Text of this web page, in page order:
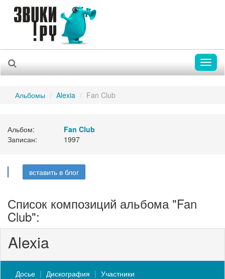
Альбомы Alexia Fan Club
Альбом:
Fan Club
Записан:
1997
вставить в блог
Список композиций альбома "Fan
Club":
Alexia
Досье Дискография Участники